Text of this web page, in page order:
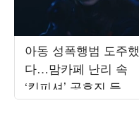
아동 성폭행범 도주했
다…맘카페 난리 속
‘킹피셔’ 공효진 등판
(‘유부녀 킬러’)